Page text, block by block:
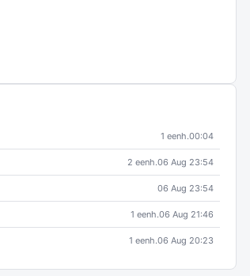
1 eenh.00:04
2 eenh.06 Aug 23:54
06 Aug 23:54
1 eenh.06 Aug 21:46
1 eenh.06 Aug 20:23